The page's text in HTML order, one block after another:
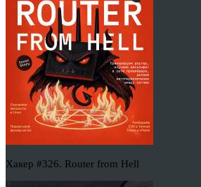
Хакер #326. Router from Hell